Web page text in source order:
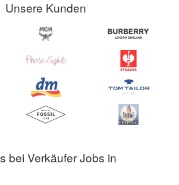
Du solltest also bereit sein auch
mitzuarbeiten.
Unsere Kunden
bei Verkäufer Jobs in